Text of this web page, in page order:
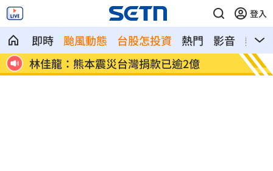
登入
即時 颱風動態 台股怎投資 熱門 影音
熱搜
特
林佳龍：熊本震災台灣捐款已逾2億 日本